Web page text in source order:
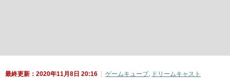
最終更新：2020年11月8日 20:16 ゲームキューブ, ドリームキャスト